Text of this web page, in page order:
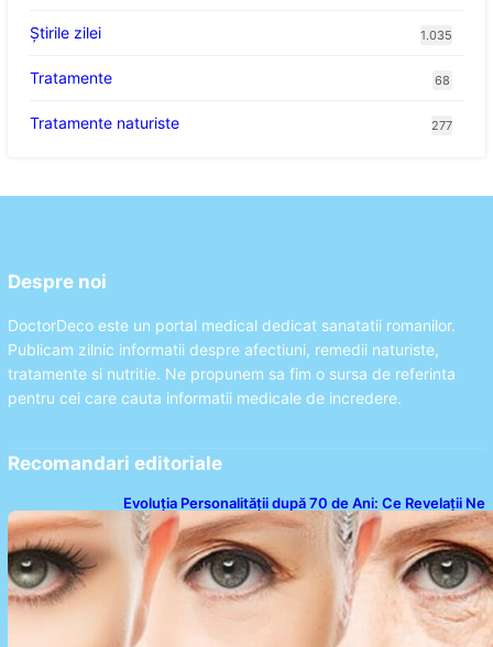
Știrile zilei 1.035
Tratamente 68
Tratamente naturiste 277
Despre noi
DoctorDeco este un portal medical dedicat sanatatii romanilor.
Publicam zilnic informatii despre afectiuni, remedii naturiste,
tratamente si nutritie. Ne propunem sa fim o sursa de referinta
pentru cei care cauta informatii medicale de incredere.
Recomandari editoriale
Evoluția Personalității după 70 de Ani: Ce Revelații Ne
Oferă Studiile Psihologice